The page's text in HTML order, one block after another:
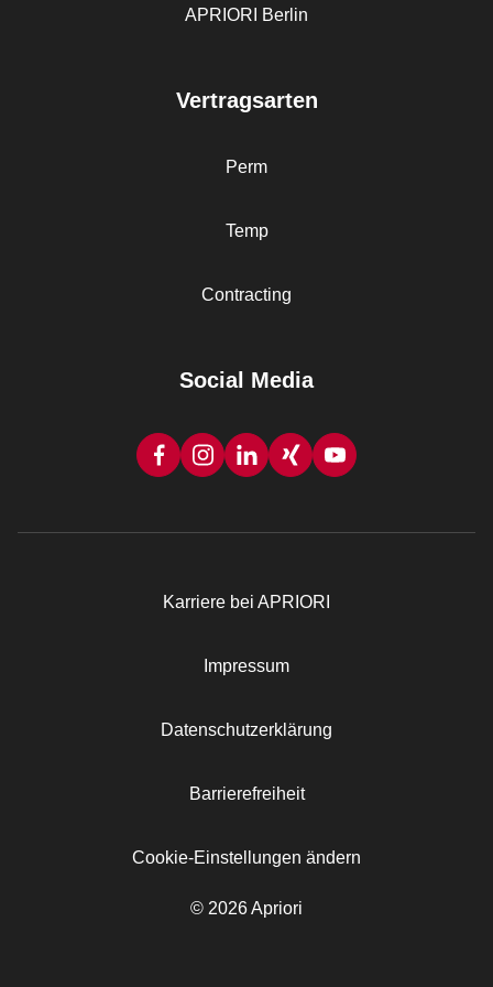
APRIORI Berlin
Vertragsarten
Perm
Temp
Contracting
Social Media
© 2026 Apriori
Karriere bei APRIORI
Impressum
Datenschutzerklärung
Barrierefreiheit
Cookie-Einstellungen ändern